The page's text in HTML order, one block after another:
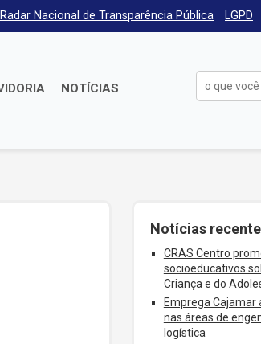
Radar Nacional de Transparência Pública LGPD
NOTÍCIAS
Notícias
CRAS Centro
socioeducativos
Criança e do
Emprega Cajamar
nas áreas de
logística